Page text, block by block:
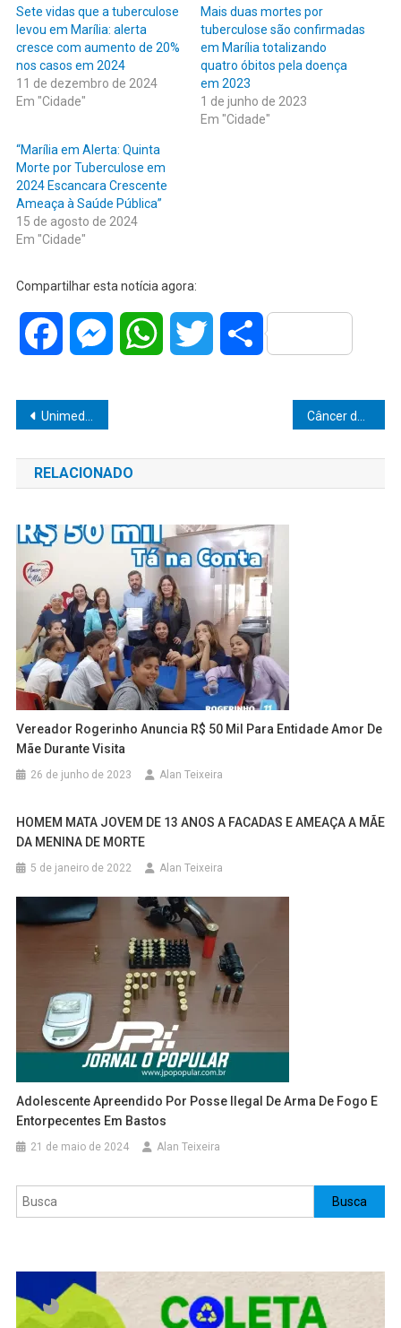
Sete vidas que a tuberculose
levou em Marília: alerta
cresce com aumento de 20%
nos casos em 2024
11 de dezembro de 2024
Em "Cidade"
Mais duas mortes por
tuberculose são confirmadas
em Marília totalizando
quatro óbitos pela doença
em 2023
1 de junho de 2023
Em "Cidade"
“Marília em Alerta: Quinta
Morte por Tuberculose em
2024 Escancara Crescente
Ameaça à Saúde Pública”
15 de agosto de 2024
Em "Cidade"
Compartilhar esta notícia agora:
Facebook MessengerWhatsAppTwitter Share
Navegação
de
Post
Unimed Marília celebra o Mês da Mulher com ações de cuidado, carinho e reconhecimento
RELACIONADO
Vereador Rogerinho Anuncia R$ 50 Mil Para Entidade Amor De
Mãe Durante Visita
26 de junho de 2023 Alan Teixeira
HOMEM MATA JOVEM DE 13 ANOS A FACADAS E AMEAÇA A MÃE
DA MENINA DE MORTE
5 de janeiro de 2022 Alan Teixeira
Adolescente Apreendido Por Posse Ilegal De Arma De Fogo E
Entorpecentes Em Bastos
21 de maio de 2024 Alan Teixeira
Pesquisar Busca